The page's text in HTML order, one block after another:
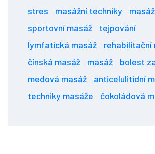
stres
masážní techniky
sportovní masáž
tejpování
lymfatická masáž
rehabilitační
čínská masáž
masáž
bolest
medová masáž
anticelulitidní
techniky masáže
čokoládová